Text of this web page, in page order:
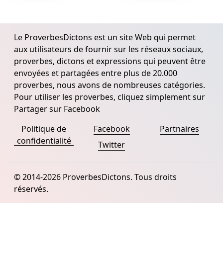
Le ProverbesDictons est un site Web qui permet
aux utilisateurs de fournir sur les réseaux sociaux,
proverbes, dictons et expressions qui peuvent être
envoyées et partagées entre plus de 20.000
proverbes, nous avons de nombreuses catégories.
Pour utiliser les proverbes, cliquez simplement sur
Partager sur Facebook
Politique de
confidentialité
Facebook
Twitter
Partnaires
© 2014-2026 ProverbesDictons. Tous droits
réservés.